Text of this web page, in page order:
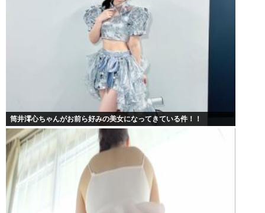
筒井澪心ちゃんがお前ら好みの美女になってきている件！！